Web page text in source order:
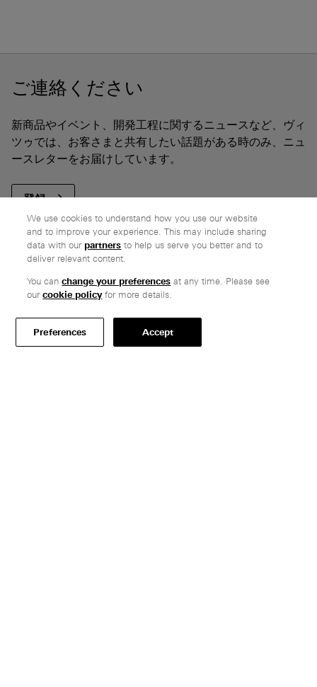
ご連絡ください
新商品やイベント、開発工程に関するニュースなど、ヴィ
ツゥでは、お客さまと共有したい話題がある時のみ、ニュ
ースレターをお届けしています。
登録
会社
誠実な価格設定
お客様からのコメント
We use cookies to understand how you use our website
and to improve your experience. This may include sharing
data with ourpartners to help us serve you better and to
deliver relevant content.
You canchange your preferences at any time. Please see
ourcookie policyfor more details.
Preferences Accept